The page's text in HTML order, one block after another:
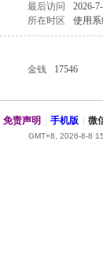
最后访问
2026-
所在时区 使用
金钱 17546
免责声明 手机版 微
GMT+8, 2026-8-8